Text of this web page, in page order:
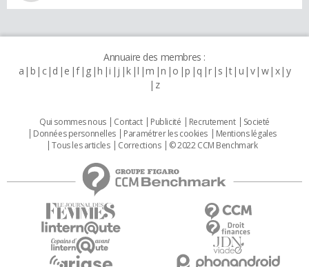
Annuaire des membres :
a b c d e f g h i j k l m n o p q r s t u v w x y
z
Qui sommes nous Contact Publicité Recrutement
Societé
Données personnelles
Paramétrer les cookies
Mentions légales
Tous les articles
Corrections © 2022 CCM Benchmark